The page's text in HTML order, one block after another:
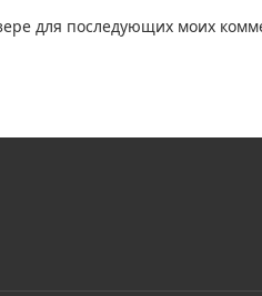
для последующих моих